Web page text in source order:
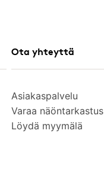
Ota yhteyttä
Asiakaspalvelu
Varaa näöntarkastus
Löydä myymälä